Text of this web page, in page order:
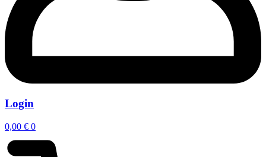
Login
0,00 € 0